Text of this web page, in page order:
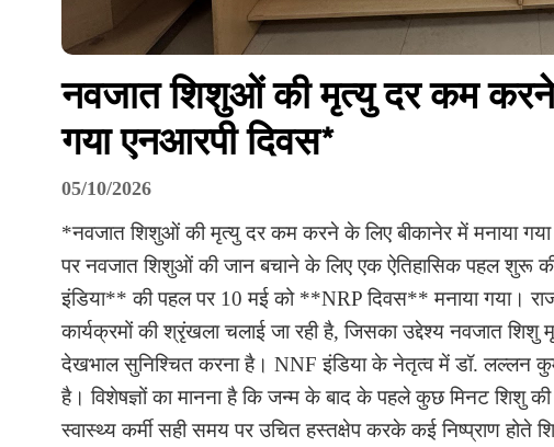
नवजात शिशुओं की मृत्यु दर कम करने
गया एनआरपी दिवस*
05/10/2026
*नवजात शिशुओं की मृत्यु दर कम करने के लिए बीकानेर में मनाया गया
पर नवजात शिशुओं की जान बचाने के लिए एक ऐतिहासिक पहल शुरू
इंडिया** की पहल पर 10 मई को **NRP दिवस** मनाया गया।
कार्यक्रमों की श्रृंखला चलाई जा रही है, जिसका उद्देश्य नवजात
देखभाल सुनिश्चित करना है। NNF इंडिया के नेतृत्व में डॉ. लल्लन
है। विशेषज्ञों का मानना है कि जन्म के बाद के पहले कुछ मिनट शिशु की
स्वास्थ्य कर्मी सही समय पर उचित हस्तक्षेप करके कई निष्प्राण